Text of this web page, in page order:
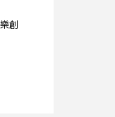
創